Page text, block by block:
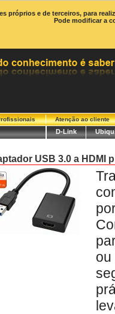
próprios e de terceiros, para
Pode modificar a
Atenção ao cliente
D-Link
USB 3.0 a HDMI